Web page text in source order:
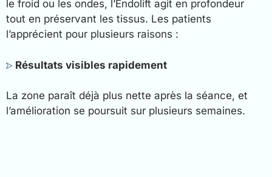
le froid ou les ondes, l’Endolift agit en profondeur
tout en préservant les tissus. Les patients
l’apprécient pour plusieurs raisons :
Résultats visibles rapidement
La zone paraît déjà plus nette après la séance, et
l’amélioration se poursuit sur plusieurs semaines.